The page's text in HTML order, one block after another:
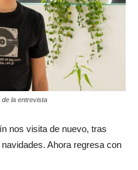
de la entrevista
nos visita de nuevo, tras
Ahora regresa con